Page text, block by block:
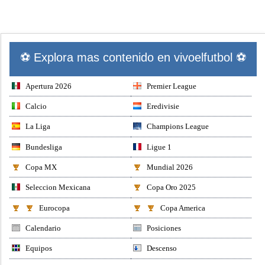
⚽ Explora mas contenido en vivoelfutbol ⚽
Apertura 2026 Premier League
Calcio Eredivisie
La Liga Champions League
Bundesliga Ligue 1
Copa MX Mundial 2026
Seleccion Mexicana Copa Oro 2025
Eurocopa Copa America
Calendario Posiciones
Equipos Descenso